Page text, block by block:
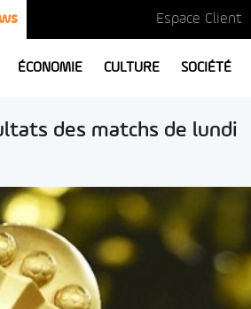
Espace Client
ÉCONOMIE CULTURE SOCIÉTÉ
des matchs de lundi